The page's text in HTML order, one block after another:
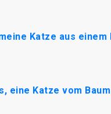
Katze aus einem
eine Katze vom